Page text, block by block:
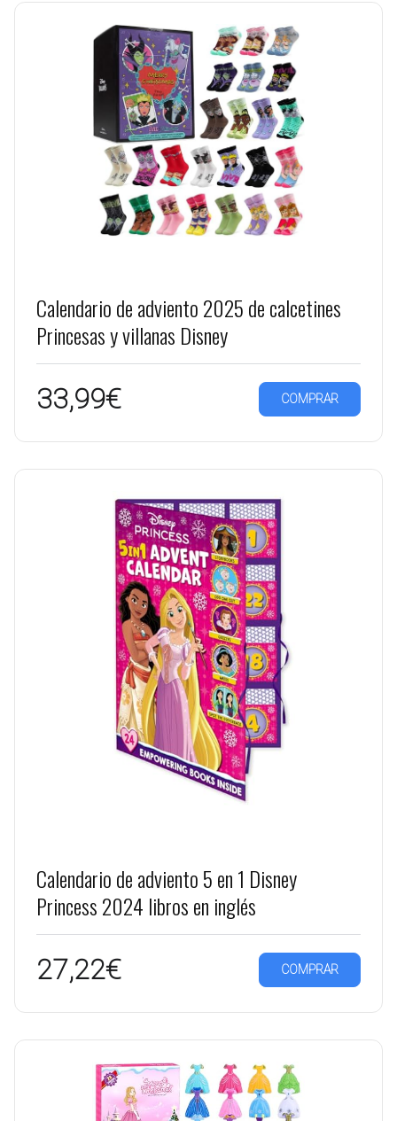
Calendario de adviento 2025 de calcetines
Princesas y villanas Disney
33,99€ COMPRAR
Calendario de adviento 5 en 1 Disney
Princess 2024 libros en inglés
27,22€ COMPRAR